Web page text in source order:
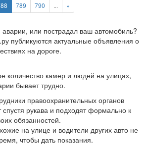
789 790 ... »
или пострадал ваш автомобиль?
публикуются актуальные объявления о
на дороге.
количество камер и людей на улицах,
бывает трудно.
правоохранительных органов
спустя рукава и подходят формально к
обязанностей.
на улице и водители других авто не
чтобы дать показания.